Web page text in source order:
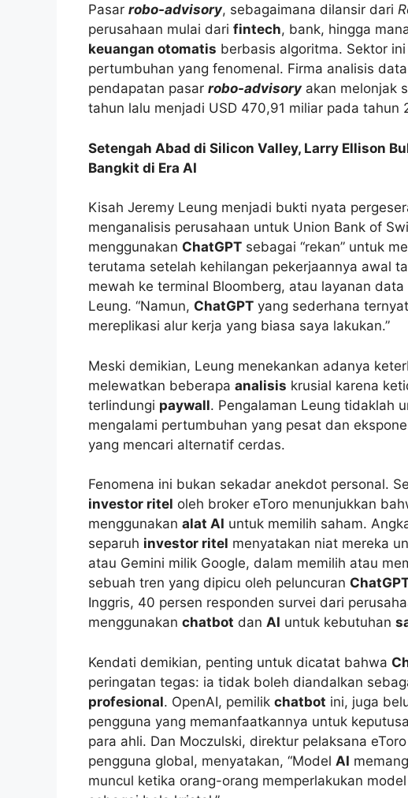
Pasar robo-advisory, sebagaimana dilansir dari
perusahaan mulai dari fintech, bank, hingga
keuangan otomatis berbasis algoritma. Sektor
pertumbuhan yang fenomenal. Firma analisis
pendapatan pasar robo-advisoryakan melonjak
tahun lalu menjadi USD 470,91 miliar pada tahun
Setengah Abad di Silicon Valley, Larry Ellison
Bangkit di Era AI
Kisah Jeremy Leung menjadi bukti nyata
menganalisis perusahaan untuk Union Bank of
menggunakan ChatGPT sebagai “rekan” untuk
terutama setelah kehilangan pekerjaannya awal
mewah ke terminal Bloomberg, atau layanan
Leung. “Namun, ChatGPT yang sederhana
mereplikasi alur kerja yang biasa saya lakukan.”
Meski demikian, Leung menekankan adanya
melewatkan beberapa analisis krusial karena
terlindungi paywall. Pengalaman Leung tidaklah
mengalami pertumbuhan yang pesat dan
yang mencari alternatif cerdas.
Fenomena ini bukan sekadar anekdot personal.
investor ritel oleh broker eToro menunjukkan
menggunakan alat AI untuk memilih saham.
separuh investor ritel menyatakan niat mereka
atau Gemini milik Google, dalam memilih atau
sebuah tren yang dipicu oleh peluncuran
Inggris, 40 persen responden survei dari
menggunakan chatbot dan AI untuk kebutuhan
Kendati demikian, penting untuk dicatat bahwa
peringatan tegas: ia tidak boleh diandalkan
profesional. OpenAI, pemilik chatbot ini, juga
pengguna yang memanfaatkannya untuk
para ahli. Dan Moczulski, direktur pelaksana
pengguna global, menyatakan, “Model AI
muncul ketika orang-orang memperlakukan